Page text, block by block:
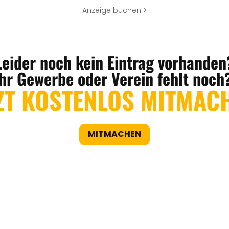
Anzeige buchen >
noch kein Eintrag
Gewerbe oder Verein fehlt
KOSTENLOS
MITMACHEN